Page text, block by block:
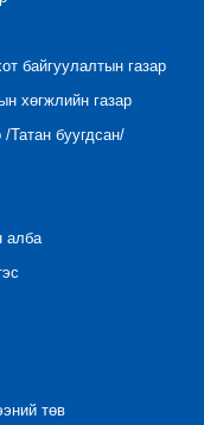
байгуулалтын газар
хөгжлийн газар
буугдсан/
алба
төв